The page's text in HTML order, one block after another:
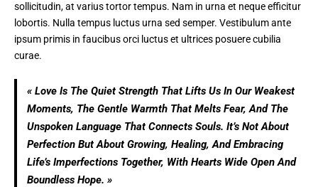
sollicitudin, at varius tortor tempus. Nam in urna et neque efficitur
lobortis. Nulla tempus luctus urna sed semper. Vestibulum ante
ipsum primis in faucibus orci luctus et ultrices posuere cubilia
curae.
« Love Is The Quiet Strength That Lifts Us In Our Weakest
Moments, The Gentle Warmth That Melts Fear, And The
Unspoken Language That Connects Souls. It’s Not About
Perfection But About Growing, Healing, And Embracing
Life’s Imperfections Together, With Hearts Wide Open And
Boundless Hope. »